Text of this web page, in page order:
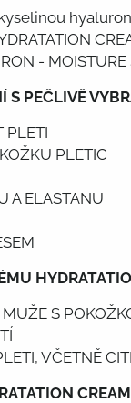
- MOISTURE
S PEČLIVĚ
PLETI
PLETIC
A ELASTANU
S
VČETNĚ